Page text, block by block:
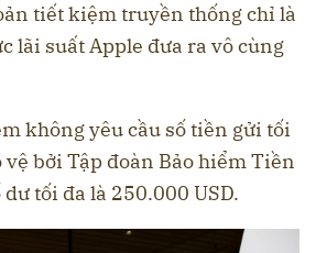
tiết kiệm truyền thống chỉ là
lãi suất Apple đưa ra vô cùng
không yêu cầu số tiền gửi tối
bởi Tập đoàn Bảo hiểm Tiền
tối đa là 250.000 USD.